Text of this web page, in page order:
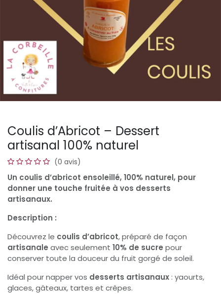
Coulis d’Abricot – Dessert
artisanal 100% naturel
(0 avis)
Un coulis d’abricot ensoleillé, 100% naturel, pour
donner une touche fruitée à vos desserts
artisanaux.
Description :
Découvrez le coulis d’abricot, préparé de façon
artisanale avec seulement 10% de sucre pour
conserver toute la douceur du fruit gorgé de soleil.
Idéal pour napper vos desserts artisanaux: yaourts,
glaces, gâteaux, tartes et crêpes.